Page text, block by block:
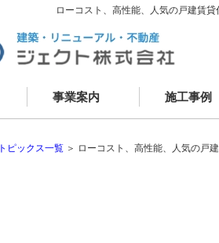
ローコスト、高性能、人気の戸建賃
事業案内
資産コンサルティング
建築事業
施工事例
新築施工事例
リニューア
トピックス一覧 ＞ ローコスト、高性能、人気の戸